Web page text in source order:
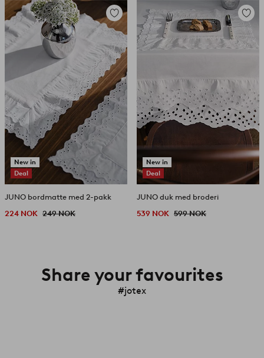
New in
Deal
Legg
til
favoritter
JUNO bordmatte med 2-pakk
224 NOK 249 NOK
New in
Deal
Legg
til
JUNO duk med broderi
539 NOK 599 NOK
Share your favourites
#jotex